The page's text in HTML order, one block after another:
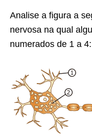
Analise a figura a
nervosa na qual
numerados de 1 a 4: